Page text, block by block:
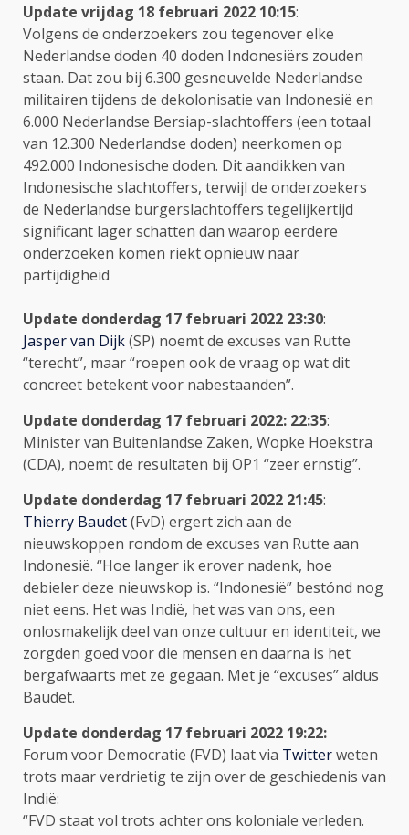
Update vrijdag 18 februari 2022 10:15:
Volgens de onderzoekers zou tegenover elke
Nederlandse doden 40 doden Indonesiërs zouden
staan. Dat zou bij 6.300 gesneuvelde Nederlandse
militairen tijdens de dekolonisatie van Indonesië en
6.000 Nederlandse Bersiap-slachtoffers (een totaal
van 12.300 Nederlandse doden) neerkomen op
492.000 Indonesische doden. Dit aandikken van
Indonesische slachtoffers, terwijl de onderzoekers
de Nederlandse burgerslachtoffers tegelijkertijd
significant lager schatten dan waarop eerdere
onderzoeken komen riekt opnieuw naar
partijdigheid
Update donderdag 17 februari 2022 23:30:
Jasper van Dijk(SP) noemt de excuses van Rutte
“terecht”, maar “roepen ook de vraag op wat dit
concreet betekent voor nabestaanden”.
Update donderdag 17 februari 2022: 22:35:
Minister van Buitenlandse Zaken, Wopke Hoekstra
(CDA), noemt de resultaten bij OP1 “zeer ernstig”.
Update donderdag 17 februari 2022 21:45:
Thierry Baudet(FvD) ergert zich aan de
nieuwskoppen rondom de excuses van Rutte aan
Indonesië. “Hoe langer ik erover nadenk, hoe
debieler deze nieuwskop is. “Indonesië” bestónd nog
niet eens. Het was Indië, het was van ons, een
onlosmakelijk deel van onze cultuur en identiteit, we
zorgden goed voor die mensen en daarna is het
bergafwaarts met ze gegaan. Met je “excuses” aldus
Baudet.
Update donderdag 17 februari 2022 19:22:
Forum voor Democratie (FVD) laat via Twitterweten
trots maar verdrietig te zijn over de geschiedenis van
Indië:
“FVD staat vol trots achter ons koloniale verleden.